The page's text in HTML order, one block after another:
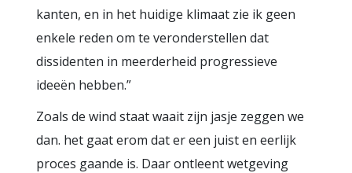
kanten, en in het huidige klimaat zie ik geen
enkele reden om te veronderstellen dat
dissidenten in meerderheid progressieve
ideeën hebben.”
Zoals de wind staat waait zijn jasje zeggen we
dan. het gaat erom dat er een juist en eerlijk
proces gaande is. Daar ontleent wetgeving